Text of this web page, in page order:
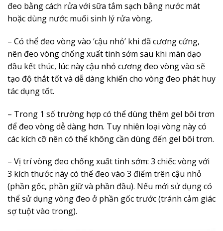
đeo bằng cách rửa với sữa tắm sạch bằng nước mát
hoặc dùng nước muối sinh lý rửa vòng.
– Có thể đeo vòng vào ‘cậu nhỏ’ khi đã cương cứng,
nên đeo vòng chống xuất tinh sớm sau khi màn dạo
đầu kết thúc, lúc này cậu nhỏ cương đeo vòng vào sẽ
tạo độ thắt tốt và dễ dàng khiến cho vòng đeo phát huy
tác dụng tốt.
– Trong 1 số trường hợp có thể dùng thêm gel bôi trơn
để đeo vòng dễ dàng hơn. Tuy nhiên loại vòng này có
các kích cỡ nên có thể không cần dùng đến gel bôi trơn.
– Vị trí vòng đeo chống xuất tinh sớm: 3 chiếc vòng với
3 kích thước này có thể đeo vào 3 điểm trên cậu nhỏ
(phần gốc, phần giữ và phần đầu). Nếu mới sử dụng có
thể sử dụng vòng đeo ở phần gốc trước (tránh cảm giác
sợ tuột vào trong).